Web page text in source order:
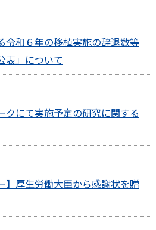
令和６年の移植実施の辞退数等
表」について
クにて実施予定の研究に関する
】厚生労働大臣から感謝状を贈